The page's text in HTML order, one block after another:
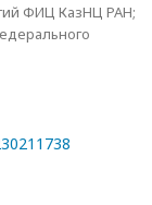
ФИЦ КазНЦ РАН;